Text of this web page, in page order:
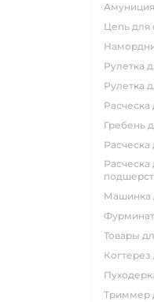
цепь
рулетка
рулетка
гребень
расческа для собак для вычесывания
товары
триммер